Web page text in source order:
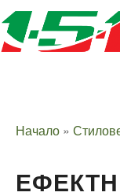
Начало »